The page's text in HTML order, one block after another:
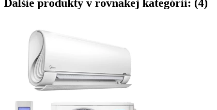
Ďalšie produkty v rovnakej kategórii: (4)